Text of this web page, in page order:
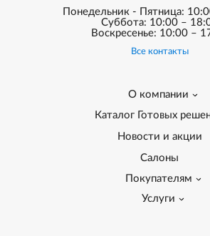
Понедельник - Пятница:
Суббота: 10:00 –
Воскресенье: 10:00 –
Все контакты
О компании
Каталог Готовых
Новости и акции
Салоны
Покупателям
Услуги